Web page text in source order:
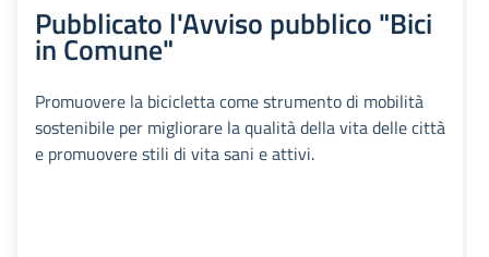
Pubblicato l'Avviso pubblico "Bici
in Comune"
Promuovere la bicicletta come strumento di mobilità
sostenibile per migliorare la qualità della vita delle città
e promuovere stili di vita sani e attivi.